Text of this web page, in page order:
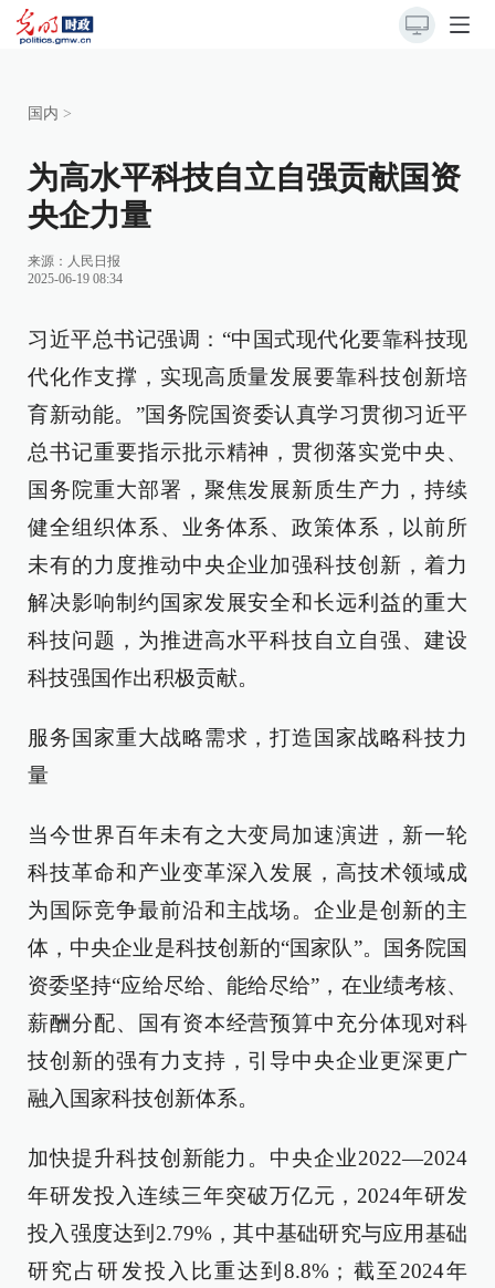
国内 >
为高水平科技自立自强贡献国资
央企力量
来源： 人民日报
2025-06-19 08:34
习近平总书记强调：“中国式现代化要靠科技现
代化作支撑，实现高质量发展要靠科技创新培
育新动能。”国务院国资委认真学习贯彻习近平
总书记重要指示批示精神，贯彻落实党中央、
国务院重大部署，聚焦发展新质生产力，持续
健全组织体系、业务体系、政策体系，以前所
未有的力度推动中央企业加强科技创新，着力
解决影响制约国家发展安全和长远利益的重大
科技问题，为推进高水平科技自立自强、建设
科技强国作出积极贡献。
服务国家重大战略需求，打造国家战略科技力
量
当今世界百年未有之大变局加速演进，新一轮
科技革命和产业变革深入发展，高技术领域成
为国际竞争最前沿和主战场。企业是创新的主
体，中央企业是科技创新的“国家队”。国务院国
资委坚持“应给尽给、能给尽给”，在业绩考核、
薪酬分配、国有资本经营预算中充分体现对科
技创新的强有力支持，引导中央企业更深更广
融入国家科技创新体系。
加快提升科技创新能力。中央企业2022—2024
年研发投入连续三年突破万亿元，2024年研发
投入强度达到2.79%，其中基础研究与应用基础
研究占研发投入比重达到8.8%；截至2024年